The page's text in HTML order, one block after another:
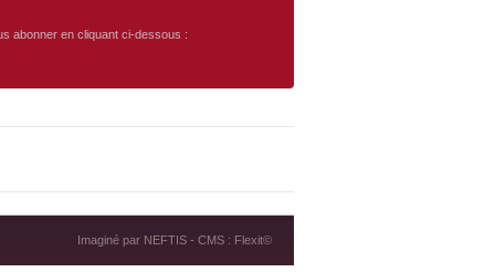
abonner en cliquant ci-dessous :
Imaginé par NEFTIS- CMS : Flexit©